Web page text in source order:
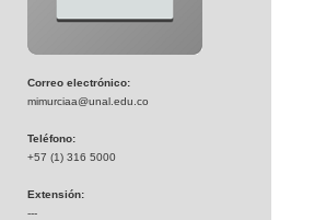
Correo electrónico:
mimurciaa@unal.edu.co
Teléfono:
+57 (1) 316 5000
Extensión:
---